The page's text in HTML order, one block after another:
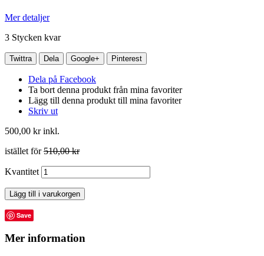
Mer detaljer
3 Stycken kvar
Twittra Dela Google+ Pinterest
Dela på Facebook
Ta bort denna produkt från mina favoriter
Lägg till denna produkt till mina favoriter
Skriv ut
500,00 krinkl.
istället för510,00 kr
Kvantitet
Lägg till i varukorgen
Save
Mer information